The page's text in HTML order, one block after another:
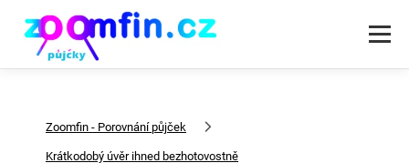
Menu
Zoomfin - Porovnání půjček
Krátkodobý úvěr ihned bezhotovostně